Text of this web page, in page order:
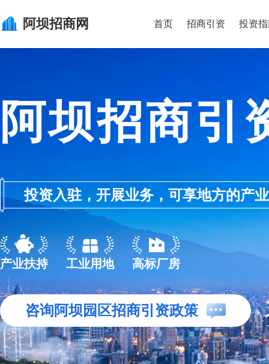
阿坝招商网 首页 招商引资 投资
阿坝招商引
投资入驻，开展业务，可享地方的产
产业扶持 工业用地 高标厂房
咨询阿坝园区招商引资政策